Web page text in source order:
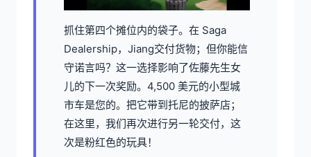
抓住第四个摊位内的袋子。在 Saga
Dealership，Jiang交付货物；但你能信
守诺言吗？这一选择影响了佐藤先生女
儿的下一次奖励。4,500 美元的小型城
市车是您的。把它带到托尼的披萨店；
在这里，我们再次进行另一轮交付，这
次是粉红色的玩具！